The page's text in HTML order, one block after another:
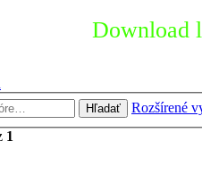
Download
Hľadať
Rozšírené
1